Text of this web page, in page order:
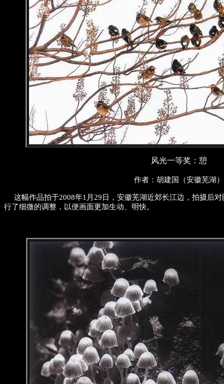
风光一等奖：憩
作者：胡建国（安徽芜湖）
这幅作品拍于2008年1月29日，安徽芜湖近郊长江边，拍摄后
行了细微的调整，以便画面更加生动、明快。